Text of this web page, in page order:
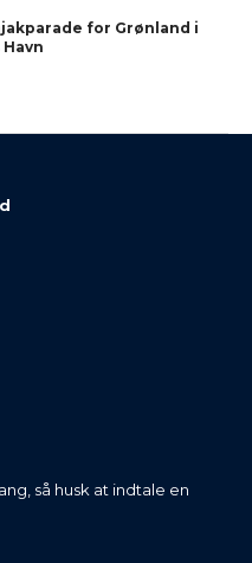
for Grønland i
så husk at indtale en